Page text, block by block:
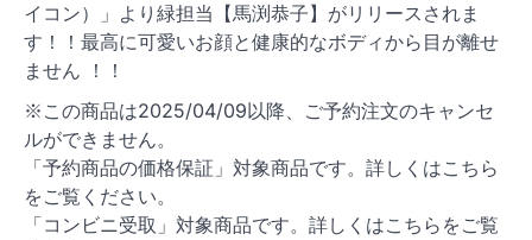
イコン）」より緑担当【馬渕恭子】がリリースされま
す！！最高に可愛いお顔と健康的なボディから目が離せ
ません ！！
※この商品は2025/04/09以降、ご予約注文のキャンセ
ルができません。
「予約商品の価格保証」対象商品です。詳しくはこちら
をご覧ください。
「コンビニ受取」対象商品です。詳しくはこちらをご覧